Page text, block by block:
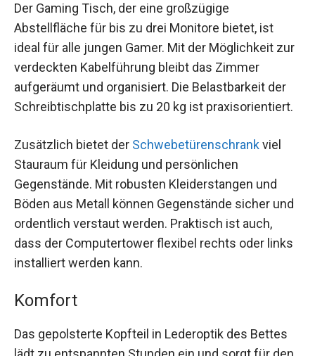
Der Gaming Tisch, der eine großzügige
Abstellfläche für bis zu drei Monitore bietet, ist
ideal für alle jungen Gamer. Mit der Möglichkeit zur
verdeckten Kabelführung bleibt das Zimmer
aufgeräumt und organisiert. Die Belastbarkeit der
Schreibtischplatte bis zu 20 kg ist praxisorientiert.
Zusätzlich bietet der Schwebetürenschrankviel
Stauraum für Kleidung und persönlichen
Gegenstände. Mit robusten Kleiderstangen und
Böden aus Metall können Gegenstände sicher und
ordentlich verstaut werden. Praktisch ist auch,
dass der Computertower flexibel rechts oder links
installiert werden kann.
Komfort
Das gepolsterte Kopfteil in Lederoptik des Bettes